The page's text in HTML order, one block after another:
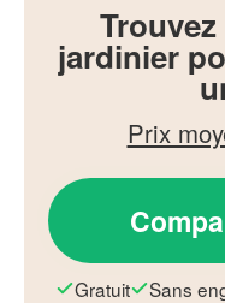
jardinier
Prix
Gratuit Sans